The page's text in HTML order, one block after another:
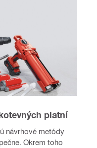
platní
návrhové metódy
Okrem toho